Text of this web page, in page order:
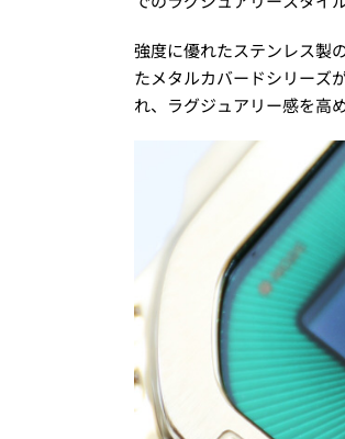
強度に優れたステンレス製
たメタルカバードシリーズ
れ、ラグジュアリー感を高